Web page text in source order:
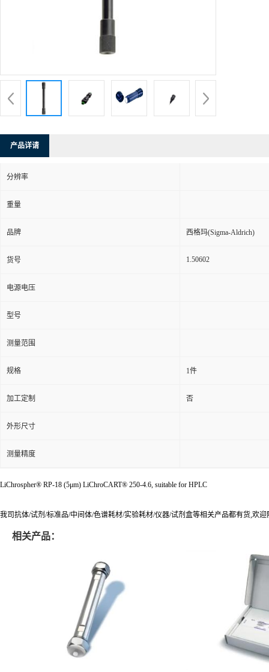
产品详请
分辨率
重量
品牌 西格玛(Sigma-Aldrich)
货号 1.50602
电源电压
型号
测量范围
规格 1件
加工定制 否
外形尺寸
测量精度
LiChrospher® RP-18 (5μm) LiChroCART® 250-4.6, suitable for HPLC
我司抗体/试剂/标准品/中间体/色谱耗材/实验耗材/仪器/试剂盒等相关产品都有货,欢
相关产品：